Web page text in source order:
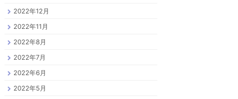
2022年12月
2022年11月
2022年8月
2022年7月
2022年6月
2022年5月